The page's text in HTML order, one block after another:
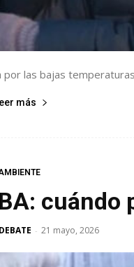
las bajas
más
cuándo
- 21 mayo, 2026